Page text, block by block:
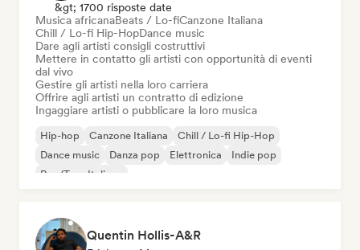
&gt; 1700 risposte date
Musica africanaBeats / Lo-fiCanzone Italiana
Chill / Lo-fi Hip-HopDance music
Dare agli artisti consigli costruttivi
Mettere in contatto gli artisti con opportunità di eventi
dal vivo
Gestire gli artisti nella loro carriera
Offrire agli artisti un contratto di edizione
Ingaggiare artisti o pubblicare la loro musica
Hip-hop Canzone Italiana
Chill / Lo-fi Hip-Hop
Dance music
Danza pop Elettronica
Indie pop
Rap/Trap Italiano
Quentin Hollis-A&R